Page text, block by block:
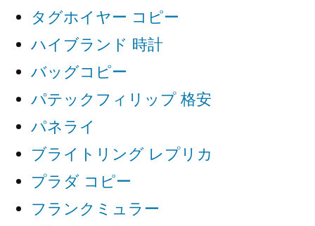
タグホイヤー コピー
ハイブランド 時計
バッグコピー
パテックフィリップ 格安
パネライ
ブライトリング レプリカ
プラダ コピー
フランクミュラー